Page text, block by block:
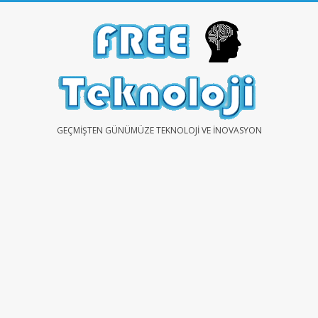
FREEGEÇMIŞTEN GÜNÜMÜZE TEKNOLOJI VE İNOVASYON